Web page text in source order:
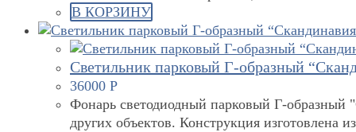
В КОРЗИНУ
Светильник парковый Г-образный
36000 Р
Фонарь светодиодный парковый Г-образный
других объектов. Конструкция изготовлена